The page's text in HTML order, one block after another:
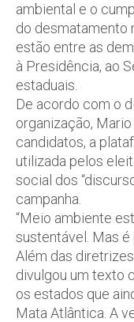
ambiental e o
do desmatamento
estão entre as
à Presidência, ao
estaduais.
De acordo com o
organização,
candidatos, a
utilizada pelos
social dos
campanha.
“Meio ambiente
sustentável. Mas
Além das
divulgou um texto
os estados que
Mata Atlântica. A